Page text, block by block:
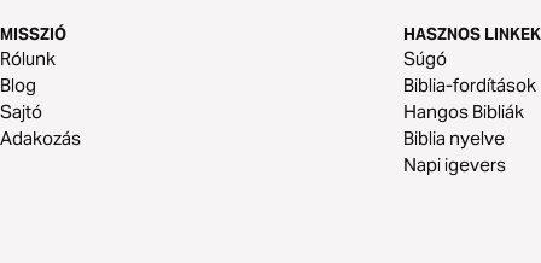
MISSZIÓ
Rólunk
Blog
Sajtó
Adakozás
HASZNOS LINKEK
Súgó
Biblia-fordítások
Hangos Bibliák
Biblia nyelve
Napi igevers